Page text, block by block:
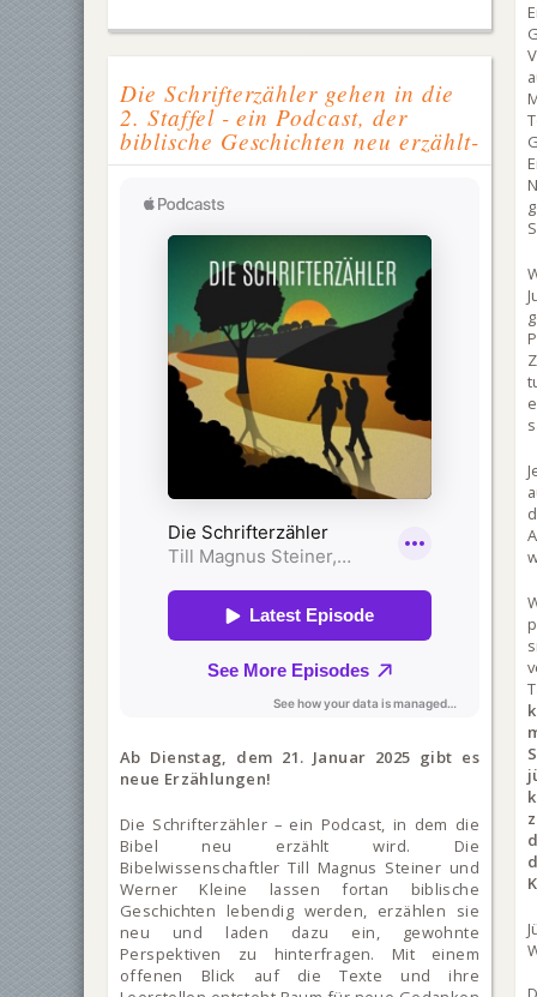
Die Schrifterzähler gehen in die
2. Staffel - ein Podcast, der
biblische Geschichten neu erzählt-
Ab Dienstag, dem 21. Januar 2025 gibt es
neue Erzählungen!
Die Schrifterzähler – ein Podcast, in dem die
Bibel neu erzählt wird. Die
Bibelwissenschaftler Till Magnus Steiner und
Werner Kleine lassen fortan biblische
Geschichten lebendig werden, erzählen sie
neu und laden dazu ein, gewohnte
Perspektiven zu hinterfragen. Mit einem
offenen Blick auf die Texte und ihre